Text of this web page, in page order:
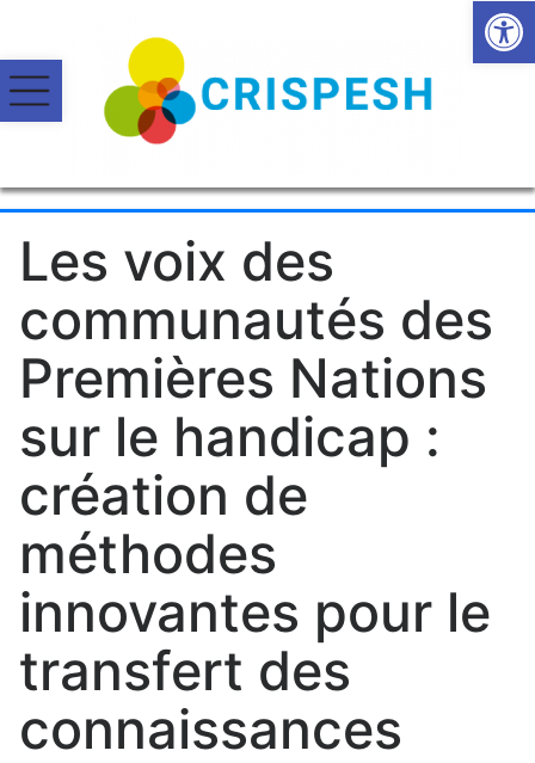
Les voix des
communautés des
Premières Nations
sur le handicap :
création de
méthodes
innovantes pour le
transfert des
connaissances